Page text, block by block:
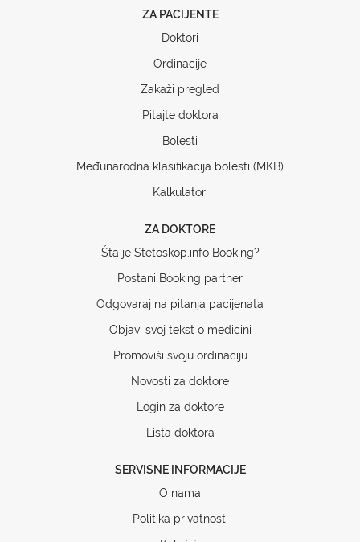
ZA PACIJENTE
Doktori
Ordinacije
Zakaži pregled
Pitajte doktora
Bolesti
Međunarodna klasifikacija bolesti (MKB)
Kalkulatori
ZA DOKTORE
Šta je Stetoskop.info Booking?
Postani Booking partner
Odgovaraj na pitanja pacijenata
Objavi svoj tekst o medicini
Promoviši svoju ordinaciju
Novosti za doktore
Login za doktore
Lista doktora
SERVISNE INFORMACIJE
O nama
Politika privatnosti